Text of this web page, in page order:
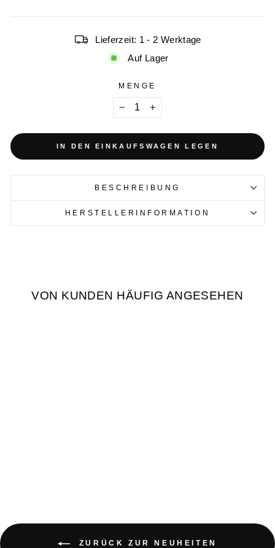
Lieferzeit: 1 - 2 Werktage
Auf Lager
MENGE
IN DEN EINKAUFSWAGEN LEGEN
BESCHREIBUNG
HERSTELLERINFORMATION
VON KUNDEN HÄUFIG ANGESEHEN
ZURÜCK ZUR NEUHEITEN